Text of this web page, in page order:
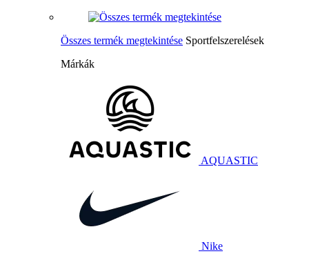
Összes termék megtekintése Sportfelszerelések
Márkák
AQUASTIC
Nike